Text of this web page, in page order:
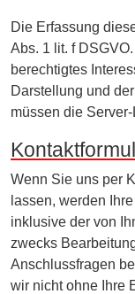
Die Erfassung
Abs. 1 lit. f
berechtigtes
Darstellung und
müssen die
Wenn Sie uns per
lassen, werden
inklusive der von
zwecks
Anschlussfragen
wir nicht ohne Ihre